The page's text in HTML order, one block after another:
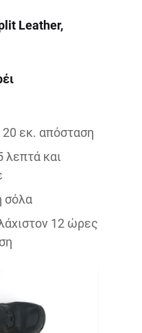
Leather,
εκ. απόσταση
λεπτά και
σόλα
12 ώρες